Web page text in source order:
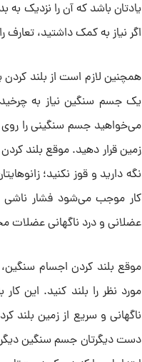
یادتان باشد که آن را نزدیک به
اگر نیاز به کمک داشتید، تعارف
همچنین لازم است از بلند
یک جسم سنگین نیاز به
می‌خواهید جسم سنگینی را روی
زمین قرار دهید. موقع بلند
نگه دارید و قوز نکنید؛
کار موجب می‌شود فشار ناشی
عضلانی و درد ناگهانی عضلات
موقع بلند کردن اجسام
مورد نظر را بلند کنید. این
ناگهانی و سریع از زمین بلند
دست دیگرتان جسم سنگین دیگری